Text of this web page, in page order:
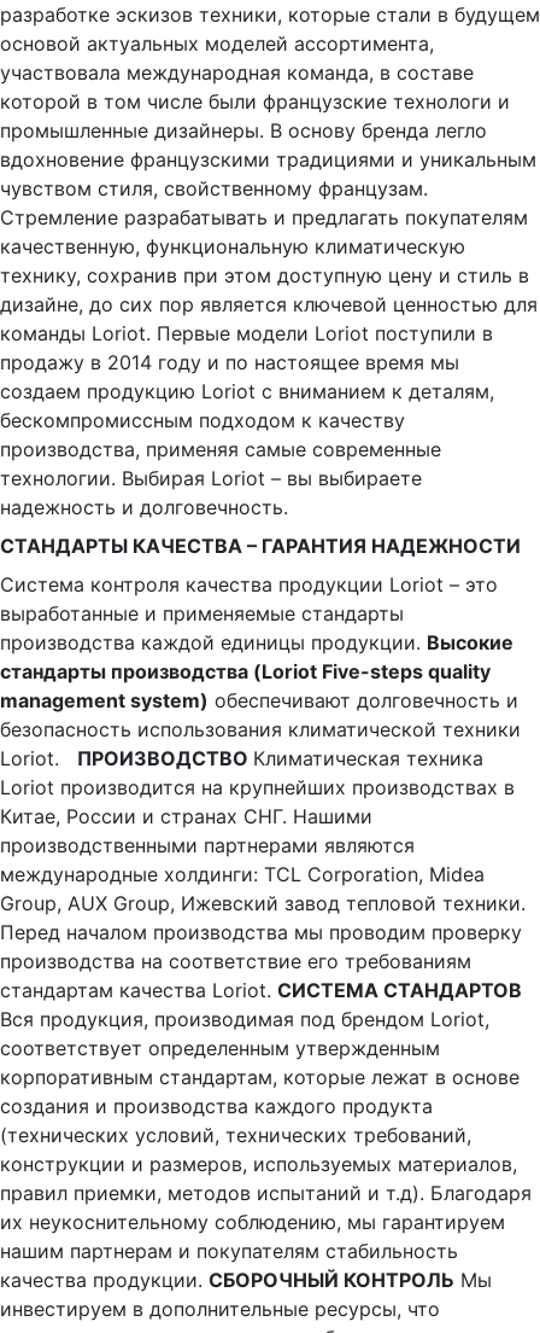
разработке эскизов техники, которые стали в будущем
основой актуальных моделей ассортимента,
участвовала международная команда, в составе
которой в том числе были французские технологи и
промышленные дизайнеры. В основу бренда легло
вдохновение французскими традициями и уникальным
чувством стиля, свойственному французам.
Стремление разрабатывать и предлагать покупателям
качественную, функциональную климатическую
технику, сохранив при этом доступную цену и стиль в
дизайне, до сих пор является ключевой ценностью для
команды Loriot. Первые модели Loriot поступили в
продажу в 2014 году и по настоящее время мы
создаем продукцию Loriot с вниманием к деталям,
бескомпромиссным подходом к качеству
производства, применяя самые современные
технологии. Выбирая Loriot – вы выбираете
надежность и долговечность.
СТАНДАРТЫ КАЧЕСТВА – ГАРАНТИЯ НАДЕЖНОСТИ
Система контроля качества продукции Loriot – это
выработанные и применяемые стандарты
производства каждой единицы продукции. Высокие
стандарты производства (Loriot Five-steps quality
management system) обеспечивают долговечность и
безопасность использования климатической техники
Loriot. ПРОИЗВОДСТВО Климатическая техника
Loriot производится на крупнейших производствах в
Китае, России и странах СНГ. Нашими
производственными партнерами являются
международные холдинги: TCL Corporation, Midea
Group, AUX Group, Ижевский завод тепловой техники.
Перед началом производства мы проводим проверку
производства на соответствие его требованиям
стандартам качества Loriot. СИСТЕМА СТАНДАРТОВ
Вся продукция, производимая под брендом Loriot,
соответствует определенным утвержденным
корпоративным стандартам, которые лежат в основе
создания и производства каждого продукта
(технических условий, технических требований,
конструкции и размеров, используемых материалов,
правил приемки, методов испытаний и т.д). Благодаря
их неукоснительному соблюдению, мы гарантируем
нашим партнерам и покупателям стабильность
качества продукции. СБОРОЧНЫЙ КОНТРОЛЬ Мы
инвестируем в дополнительные ресурсы, что